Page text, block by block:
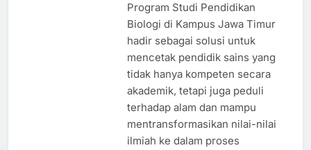
Program Studi Pendidikan
Biologi di Kampus Jawa Timur
hadir sebagai solusi untuk
mencetak pendidik sains yang
tidak hanya kompeten secara
akademik, tetapi juga peduli
terhadap alam dan mampu
mentransformasikan nilai-nilai
ilmiah ke dalam proses